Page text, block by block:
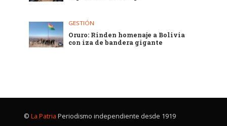
GESTIÓN
Oruro: Rinden homenaje a Bolivia
con iza de bandera gigante
© La Patria Periodismo independiente desde 1919